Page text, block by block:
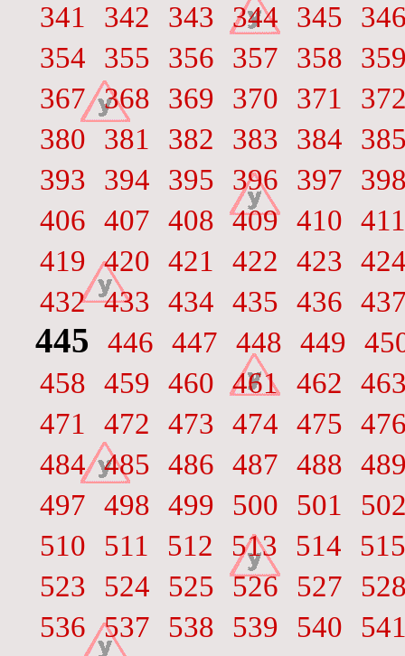
341
342 343 344 345
354
355 356 357 358
367 368 369 370 371
380
381 382 383 384
393
394 395 396 397
406 407 408 409 410 411
419 420 421 422 423
432 433 434 435 436
445 446 447 448 449
458 459 460 461 462
471
472 473 474 475
484 485 486 487 488
497 498 499 500 501
510
511 512 513 514
515
523
524 525 526 527
536 537 538 539 540